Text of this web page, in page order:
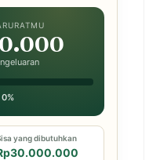
yang dibutuhkan